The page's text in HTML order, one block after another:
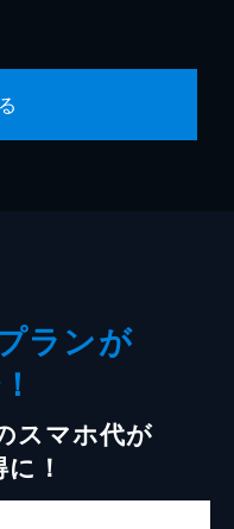
ランが
スマホ代が
！